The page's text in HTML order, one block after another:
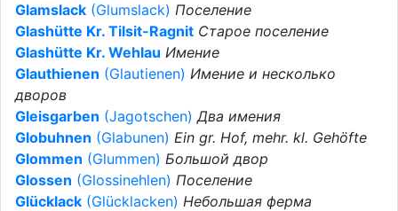
Glamslack (Glumslack) Поселение
Glashütte Kr. Tilsit-Ragnit Старое поселение
Glashütte Kr. Wehlau Имение
Glauthienen (Glautienen) Имение и несколько
дворов
Gleisgarben (Jagotschen)Два имения
Globuhnen (Glabunen) Ein gr. Hof, mehr. kl. Gehöfte
Glommen (Glummen) Большой двор
Glossen (Glossinehlen) Поселение
Glücklack (Glücklacken) Небольшая ферма